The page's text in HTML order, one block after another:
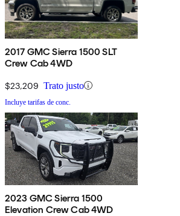
2017 GMC Sierra 1500 SLT
Crew Cab 4WD
$23,209 Trato justo
Incluye tarifas de conc.
2023 GMC Sierra 1500
Elevation Crew Cab 4WD